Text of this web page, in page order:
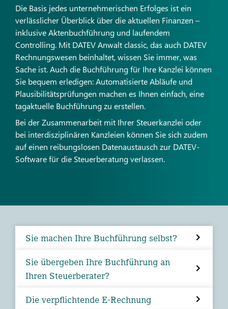
Die Basis jedes unternehmerischen Erfolges ist ein
verlässlicher Überblick über die aktuellen Finanzen –
inklusive Aktenbuchführung und laufendem
Controlling. Mit DATEV Anwalt classic, das auch DATEV
Rechnungswesen beinhaltet, wissen Sie immer, was
Sache ist. Auch die Buchführung für Ihre Kanzlei können
Sie bequem erledigen: Automatisierte Abläufe und
Plausibilitätsprüfungen machen es Ihnen einfach, eine
tagaktuelle Buchführung zu erstellen.
Bei der Zusammenarbeit mit Ihrer Steuerkanzlei oder
bei interdisziplinären Kanzleien können Sie sich zudem
auf einen reibungslosen Datenaustausch zur DATEV-
Software für die Steuerberatung verlassen.
Sie machen Ihre Buchführung selbst?
Sie übergeben Ihre Buchführung an
Ihren Steuerberater?
Die verpflichtende E-Rechnung